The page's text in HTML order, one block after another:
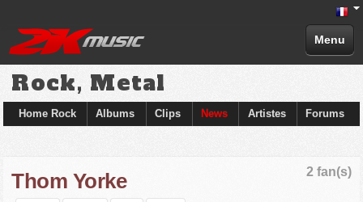
Menu
Rock, Metal
Home Rock Albums Clips News Artistes Forums
2 fan(s)
Thom Yorke